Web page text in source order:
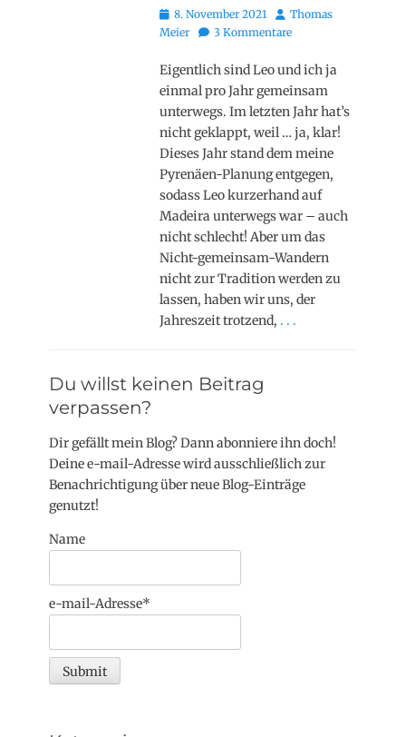
Posted
on
8. November 2021 AutorThomas
Meier
3 Kommentare
Eigentlich sind Leo und ich ja
einmal pro Jahr gemeinsam
unterwegs. Im letzten Jahr hat’s
nicht geklappt, weil … ja, klar!
Dieses Jahr stand dem meine
Pyrenäen-Planung entgegen,
sodass Leo kurzerhand auf
Madeira unterwegs war – auch
nicht schlecht! Aber um das
Nicht-gemeinsam-Wandern
nicht zur Tradition werden zu
lassen, haben wir uns, der
Jahreszeit trotzend, . . .
Du willst keinen Beitrag
verpassen?
Dir gefällt mein Blog? Dann abonniere ihn doch!
Deine e-mail-Adresse wird ausschließlich zur
Benachrichtigung über neue Blog-Einträge
genutzt!
Name
e-mail-Adresse*